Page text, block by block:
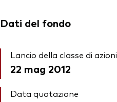
Dati del fondo
Lancio della classe di azioni
22 mag 2012
Data quotazione